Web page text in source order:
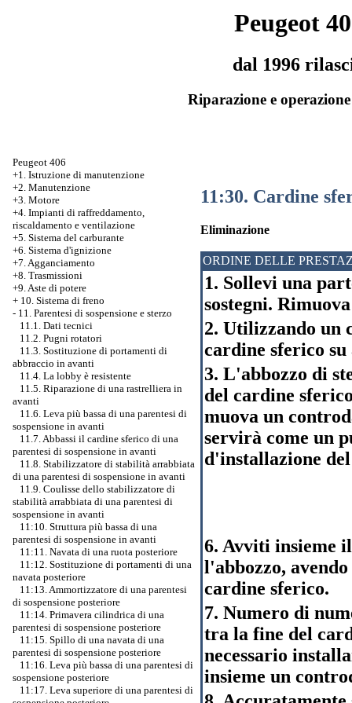
Peugeot
dal 1996
Riparazione e
Peugeot 406
+1. Istruzione di manutenzione
+2. Manutenzione
+3. Motore
+4. Impianti di raffreddamento,
riscaldamento e ventilazione
+5. Sistema del carburante
+6. Sistema d'ignizione
+7. Agganciamento
+8. Trasmissioni
+9. Aste di potere
+ 10. Sistema di freno
- 11. Parentesi di sospensione e sterzo
11.1. Dati tecnici
11.2. Pugni rotatori
11.3. Sostituzione di portamenti di
abbraccio in avanti
11.4. La lobby è resistente
11.5. Riparazione di una rastrelliera in
avanti
11.6. Leva più bassa di una parentesi di
sospensione in avanti
11.7. Abbassi il cardine sferico di una
parentesi di sospensione in avanti
11.8. Stabilizzatore di stabilità arrabbiata
di una parentesi di sospensione in avanti
11.9. Coulisse dello stabilizzatore di
stabilità arrabbiata di una parentesi di
sospensione in avanti
11:10. Struttura più bassa di una
parentesi di sospensione in avanti
11:11. Navata di una ruota posteriore
11:12. Sostituzione di portamenti di una
navata posteriore
11:13. Ammortizzatore di una parentesi
di sospensione posteriore
11:14. Primavera cilindrica di una
parentesi di sospensione posteriore
11:15. Spillo di una navata di una
parentesi di sospensione posteriore
11:16. Leva più bassa di una parentesi di
sospensione posteriore
11:17. Leva superiore di una parentesi di
11:30. Cardine
Eliminazione
ORDINE DELLE
1. Sollevi una
sostegni.
2. Utilizzando un
cardine sferico su
3. L'abbozzo di
del cardine
muova un
servirà come un
d'installazione
6. Avviti insieme
l'abbozzo,
cardine sferico.
7. Numero di
tra la fine del
necessario
insieme un